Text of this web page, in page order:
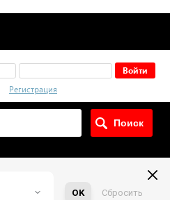
Регистрация
OK Сбросить